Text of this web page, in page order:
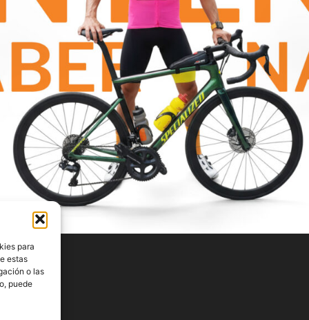
para
estas
o las
puede